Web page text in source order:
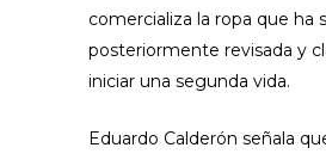
comercializa la ropa que ha
posteriormente revisada y
iniciar una segunda vida.
Eduardo Calderón señala